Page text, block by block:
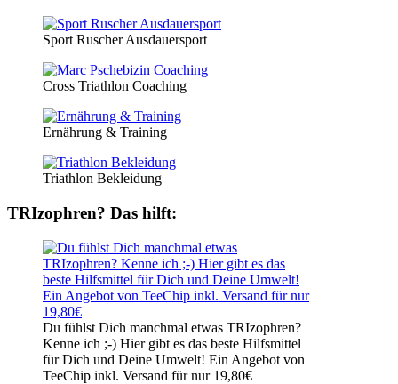
Sport Ruscher Ausdauersport
Cross Triathlon Coaching
Ernährung & Training
Triathlon Bekleidung
TRIzophren? Das hilft:
Du fühlst Dich manchmal etwas TRIzophren?
Kenne ich ;-) Hier gibt es das beste Hilfsmittel
für Dich und Deine Umwelt! Ein Angebot von
TeeChip inkl. Versand für nur 19,80€